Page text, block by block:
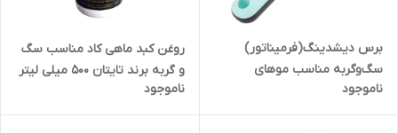
برس دیشدینگ(فرمیناتور)
سگ‌و‌گربه مناسب موهای
کوتاه،متوسط و بلند
ناموجود
روغن کبد ماهی کاد مناسب سگ
و گربه برند تایتان 500 میلی لیتر
ناموجود